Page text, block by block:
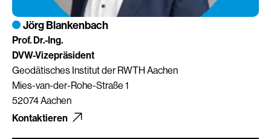
Jörg Blankenbach
Prof. Dr.-Ing.
DVW-Vizepräsident
Geodätisches Institut der RWTH Aachen
Mies-van-der-Rohe-Straße 1
52074 Aachen
Kontaktieren